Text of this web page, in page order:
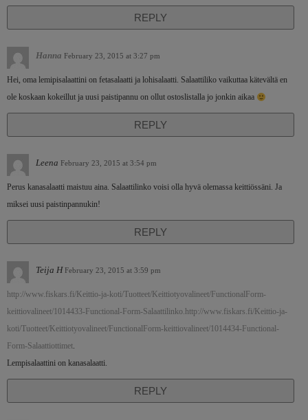
REPLY
Hanna February 23, 2015 at 3:27 pm
Hei, oma lemipisalaattini on fetasalaatti ja lohisalaatti. Salaattiliko vaikuttaa kätevältä en
ole koskaan kokeillut ja uusi paistipannu on ollut ostoslistalla jo jonkin aikaa
REPLY
Leena February 23, 2015 at 3:54 pm
Perus kanasalaatti maistuu aina. Salaattilinko voisi olla hyvä olemassa keittiössäni. Ja
miksei uusi paistinpannukin!
REPLY
Teija H February 23, 2015 at 3:59 pm
http://www.fiskars.fi/Keittio-ja-koti/Tuotteet/Keittiotyovalineet/FunctionalForm-
keittiovalineet/1014433-Functional-Form-Salaattilinko.http://www.fiskars.fi/Keittio-ja-
koti/Tuotteet/Keittiotyovalineet/FunctionalForm-keittiovalineet/1014434-Functional-
Form-Salaattiottimet.
Lempisalaattini on kanasalaatti.
REPLY